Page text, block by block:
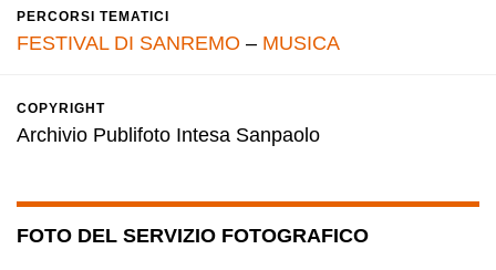
PERCORSI TEMATICI
FESTIVAL DI SANREMO – MUSICA
COPYRIGHT
Archivio Publifoto Intesa Sanpaolo
FOTO DEL SERVIZIO FOTOGRAFICO